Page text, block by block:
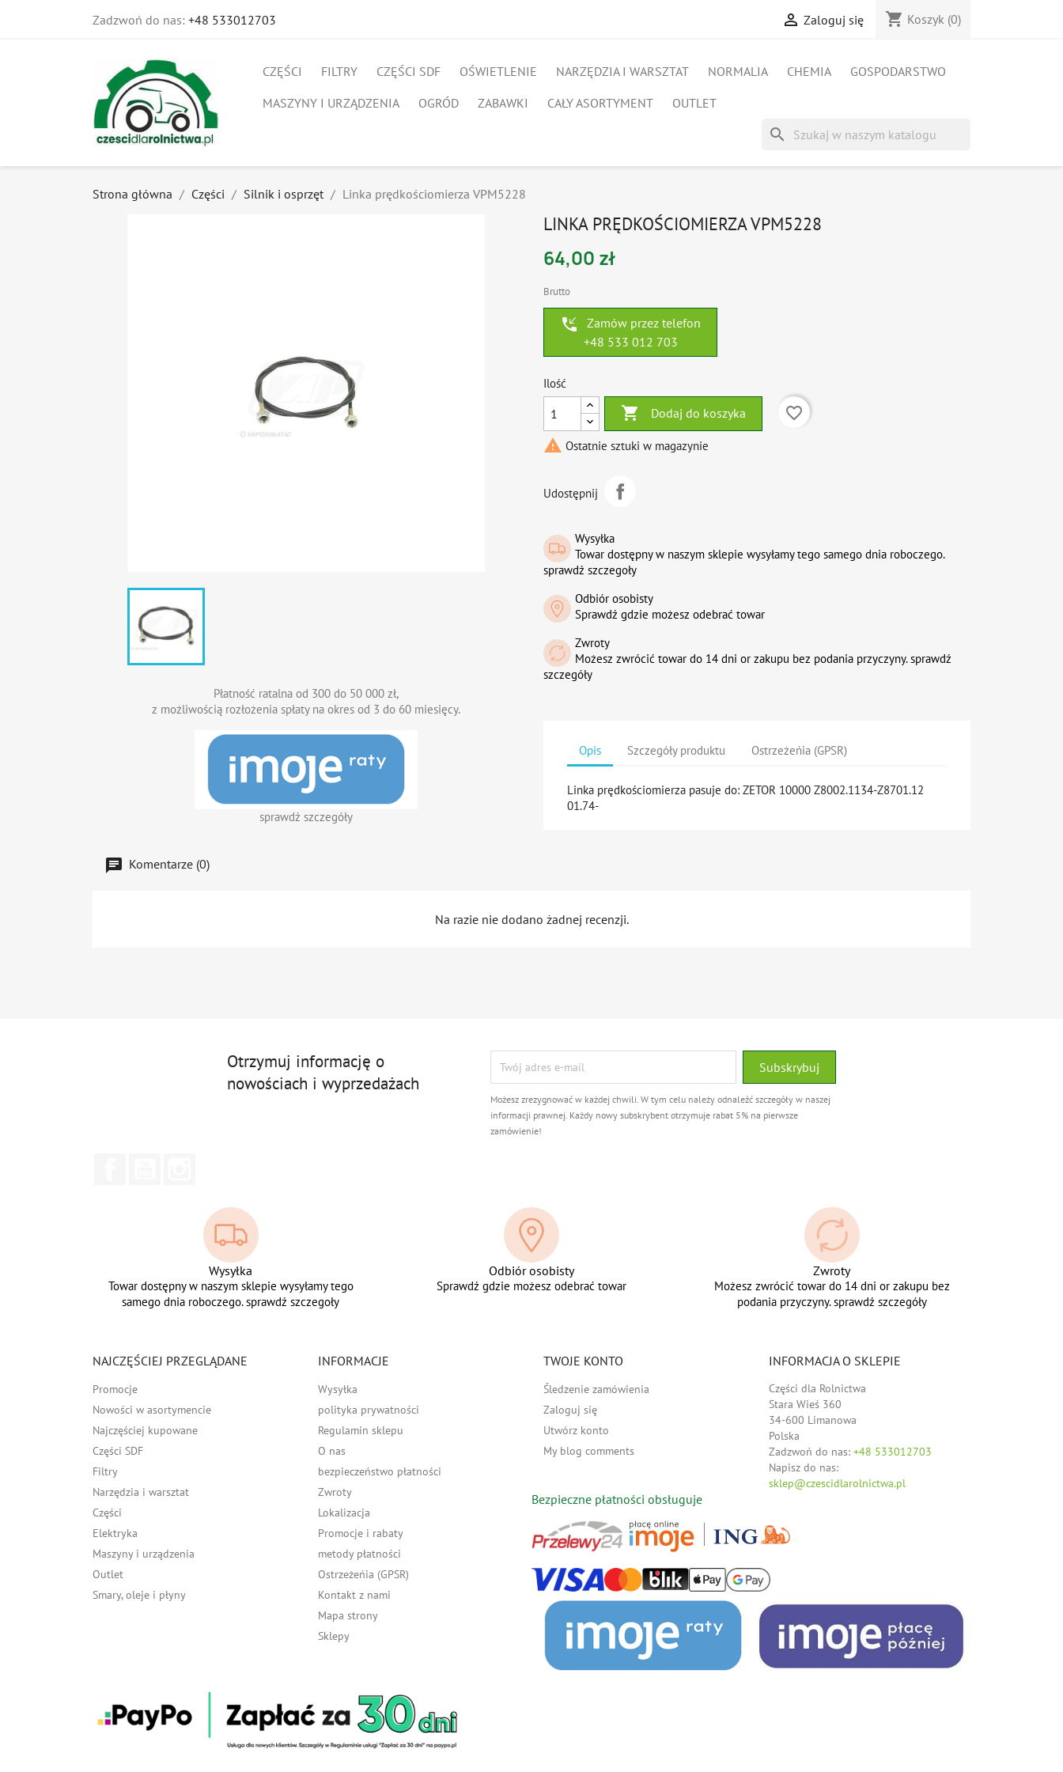
Zadzwoń do nas: +48 533012703  Zaloguj się shopping_cart Koszyk (0)
CZĘŚCI FILTRY CZĘŚCI SDF OŚWIETLENIE NARZĘDZIA I WARSZTAT NORMALIA CHEMIA
GOSPODARSTWO
MASZYNY I URZĄDZENIA
OGRÓD ZABAWKI CAŁY ASORTYMENT OUTLET
search
Strona główna Części Silnik i osprzęt Linka prędkościomierza VPM5228
Płatność ratalna od 300 do 50 000 zł,
z możliwością rozłożenia spłaty na okres od 3 do 60 miesięcy.
sprawdź szczegóły
LINKA PRĘDKOŚCIOMIERZA VPM5228
64,00 zł
Brutto
phone_callback
Zamów przez telefon
+48 533 012 703
Ilość
 Dodaj do koszyka
favorite_border
 Ostatnie sztuki w magazynie
Udostępnij
Wysyłka
Towar dostępny w naszym sklepie wysyłamy tego samego dnia roboczego.
sprawdź szczegoły
Odbiór osobisty
Sprawdź gdzie możesz odebrać towar
Zwroty
Możesz zwrócić towar do 14 dni or zakupu bez podania przyczyny. sprawdź
szczegóły
Opis Szczegóły produktu Ostrzeżeńia (GPSR)
Linka prędkościomierza pasuje do: ZETOR 10000 Z8002.1134-Z8701.12
01.74-
Komentarze (0)
Na razie nie dodano żadnej recenzji.
Otrzymuj informację o
nowościach i wyprzedażach
Możesz zrezygnować w każdej chwili. W tym celu należy odnaleźć szczegóły w naszej
informacji prawnej. Każdy nowy subskrybent otrzymuje rabat 5% na pierwsze
zamówienie!
Wysyłka
Towar dostępny w naszym sklepie wysyłamy tego
samego dnia roboczego. sprawdź szczegoły
Odbiór osobisty
Sprawdź gdzie możesz odebrać towar
Zwroty
Możesz zwrócić towar do 14 dni or zakupu bez
podania przyczyny. sprawdź szczegóły
NAJCZĘŚCIEJ PRZEGLĄDANE
Promocje
Nowości w asortymencie
Najczęściej kupowane
Części SDF
Filtry
Narzędzia i warsztat
Części
Elektryka
Maszyny i urządzenia
Outlet
Smary, oleje i płyny
INFORMACJE
Wysyłka
polityka prywatności
Regulamin sklepu
O nas
bezpieczeństwo płatności
Zwroty
Lokalizacja
Promocje i rabaty
metody płatności
Ostrzeżeńia (GPSR)
Kontakt z nami
Mapa strony
Sklepy
TWOJE KONTO
Śledzenie zamówienia
Zaloguj się
Utwórz konto
My blog comments
INFORMACJA O SKLEPIE
Części dla Rolnictwa
Stara Wieś 360
34-600 Limanowa
Polska
Zadzwoń do nas: +48 533012703
Napisz do nas:
sklep@czescidlarolnictwa.pl
Bezpieczne płatności obsługuje